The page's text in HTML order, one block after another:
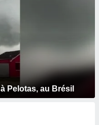
Pelotas, au Brésil